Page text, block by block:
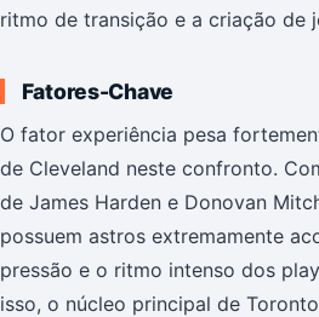
ritmo de transição e a criação de
Fatores-Chave
O fator experiência pesa
de Cleveland neste confronto.
de James Harden e Donovan
possuem astros extremamente
pressão e o ritmo intenso dos
isso, o núcleo principal de